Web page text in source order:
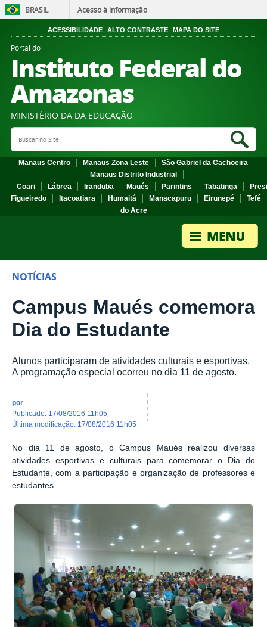
BRASIL Acesso à informação
ACESSIBILIDADE ALTO CONTRASTE MAPA DO SITE
Portal do
Instituto Federal do
Amazonas
MINISTÉRIO DA DA EDUCAÇÃO
Search Site
Manaus Centro Manaus Zona Leste
São Gabriel da Cachoeira
Manaus Distrito Industrial
Coari
Lábrea Iranduba Maués Parintins Tabatinga
Figueiredo
Itacoatiara Humaitá Manacapuru Eirunepé
Tefé
do Acre
NOTÍCIAS
Campus Maués comemora
Dia do Estudante
Alunos participaram de atividades culturais e esportivas.
A programação especial ocorreu no dia 11 de agosto.
por
publicado: 17/08/2016 11h05
última modificação: 17/08/2016 11h05
No dia 11 de agosto, o Campus Maués realizou diversas
atividades esportivas e culturais para comemorar o Dia do
Estudante, com a participação e organização de professores e
estudantes.